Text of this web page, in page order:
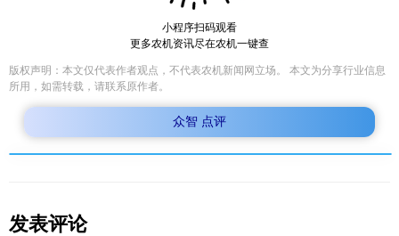
小程序扫码观看
更多农机资讯尽在农机一键查
版权声明：本文仅代表作者观点，不代表农机新闻网立场。 本文为分享行业信息
所用，如需转载，请联系原作者。
众智 点评
发表评论